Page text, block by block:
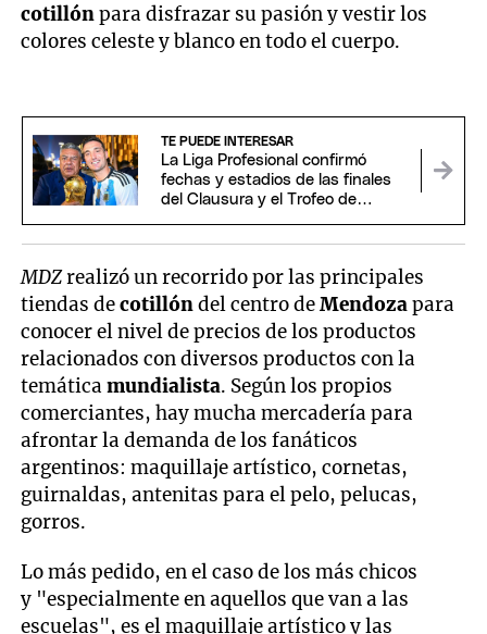
cotillónpara disfrazar su pasión y vestir los
colores celeste y blanco en todo el cuerpo.
TE PUEDE INTERESAR
La Liga Profesional confirmó
fechas y estadios de las finales
del Clausura y el Trofeo de
MDZrealizó un recorrido por las principales
tiendas decotillóndel centro deMendozapara
conocer el nivel de precios de los productos
relacionados con diversos productos con la
temáticamundialista. Según los propios
comerciantes, hay mucha mercadería para
afrontar la demanda de los fanáticos
argentinos: maquillaje artístico, cornetas,
guirnaldas, antenitas para el pelo, pelucas,
gorros.
Lo más pedido, en el caso de los más chicos
y "especialmente en aquellos que van a las
escuelas", es el maquillaje artístico y las